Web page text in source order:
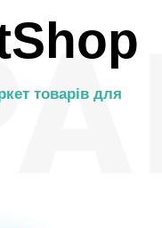
товарів для